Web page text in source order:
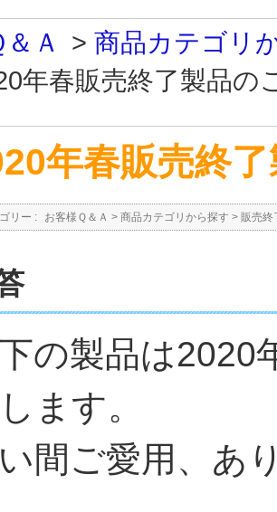
Ａ > 商品カテゴリ
年春販売終了製品の
年春販売終
リー : お客様Ｑ＆Ａ > 商品カテゴリから探す > 販売終
の製品は2020
ます。
間ご愛用、あ